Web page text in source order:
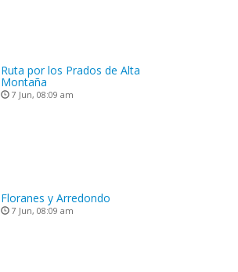
Ruta por los Prados de Alta
Montaña
7 Jun, 08:09 am
Floranes y Arredondo
7 Jun, 08:09 am